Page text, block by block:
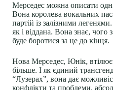
Мерседес можна описати
Вона королева вокальних
партій із залізними
як і віддана. Вона знає, чого
буде боротися за це до кінця.
Нова Мерседес, Юнік, втілює
більше. І як єдиний
“Лузерах”, вона дає
конфлікти та проблеми,